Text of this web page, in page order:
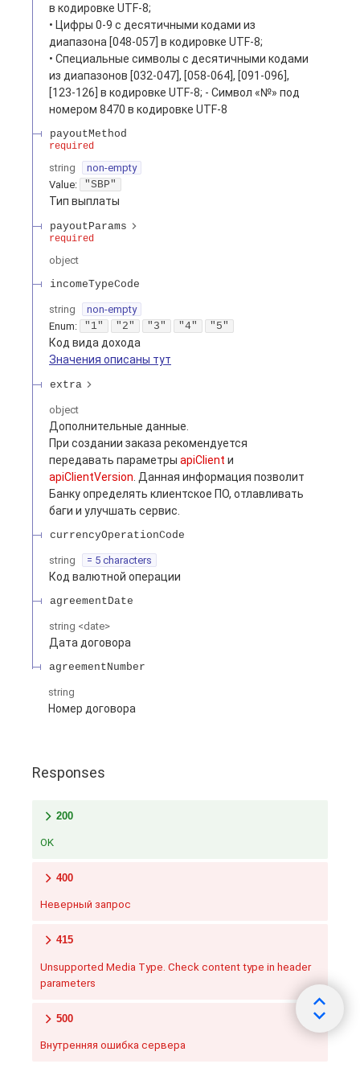
в кодировке UTF-8;
• Цифры 0-9 с десятичными кодами из
диапазона [048-057] в кодировке UTF-8;
• Специальные символы с десятичными кодами
из диапазонов [032-047], [058-064], [091-096],
[123-126] в кодировке UTF-8; - Символ «№» под
номером 8470 в кодировке UTF-8
payoutMethod
required
string
non-empty
Value: "SBP"
Тип выплаты
payoutParams
required
object
incomeTypeCode
string
non-empty
Enum: "1" "2" "3" "4" "5"
Код вида дохода
Значения описаны тут
extra
object
Дополнительные данные.
При создании заказа рекомендуется
передавать параметры apiClient и
apiClientVersion . Данная информация позволит
Банку определять клиентское ПО, отлавливать
баги и улучшать сервис.
currencyOperationCode
string = 5 characters
Код валютной операции
agreementDate
string <date>
Дата договора
agreementNumber
string
Номер договора
Responses
200
OK
400
Неверный запрос
415
Unsupported Media Type. Check content type in header
parameters
500
Внутренняя ошибка сервера